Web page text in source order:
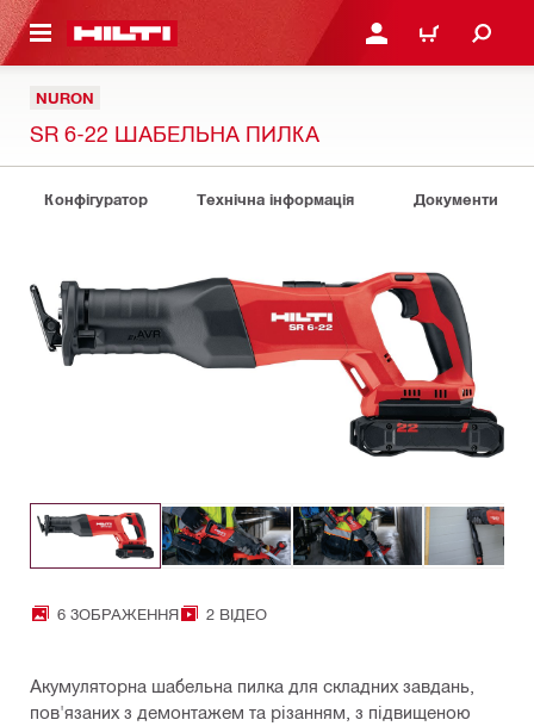
ЗМІСТУ УВІЙТИ АБО
КОШИК
NURON
SR 6-22 ШАБЕЛЬНА ПИЛКА
Конфігуратор Технічна інформація Документи
6 ЗОБРАЖЕННЯ 2 ВІДЕО
Акумуляторна шабельна пилка для складних завдань,
пов'язаних з демонтажем та різанням, з підвищеною